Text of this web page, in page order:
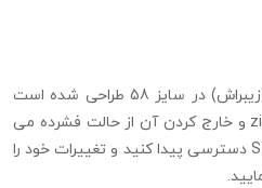
این انگشتر با نرم افزار Zbrash (زیبراش) در سایز 58 طراحی شده است
که پس از دانلود فایل با فرمت zip و خارج کردن آن از حالت فشرده می
توانید به فایل اصلی با پسوند STL دسترسی پیدا کنید و تغییرات خود را